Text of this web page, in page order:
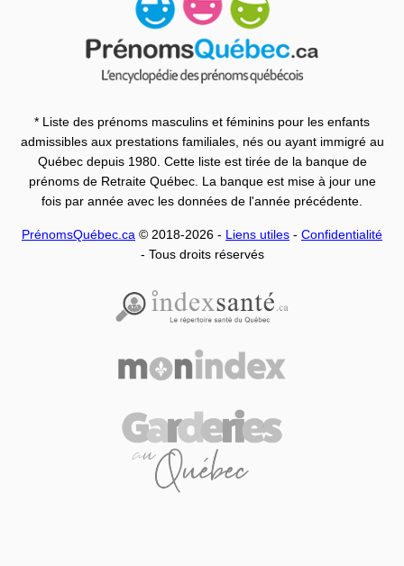
* Liste des prénoms masculins et féminins pour les enfants
admissibles aux prestations familiales, nés ou ayant immigré au
Québec depuis 1980. Cette liste est tirée de la banque de
prénoms de Retraite Québec. La banque est mise à jour une
fois par année avec les données de l'année précédente.
PrénomsQuébec.ca © 2018-2026 - Liens utiles - Confidentialité
- Tous droits réservés